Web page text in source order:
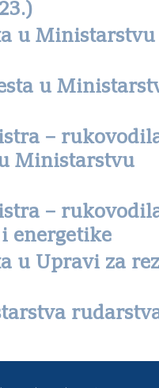
u Ministarstvu
u
–
Ministarstvu
–
energetike
u Upravi za